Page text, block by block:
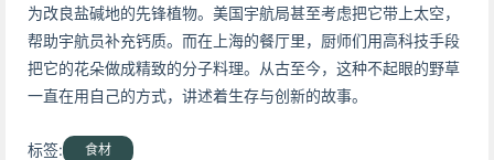
为改良盐碱地的先锋植物。美国宇航局甚至考虑把它带上太空，
帮助宇航员补充钙质。而在上海的餐厅里，厨师们用高科技手段
把它的花朵做成精致的分子料理。从古至今，这种不起眼的野草
一直在用自己的方式，讲述着生存与创新的故事。
标签: 食材